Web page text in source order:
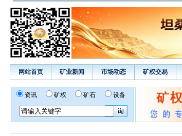
网站首页 矿业新闻 市场动态 矿权交易
资讯 矿权 矿石 设备